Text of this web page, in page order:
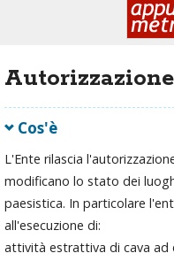
Cos'è
L'Ente rilascia
modificano lo stato dei
paesistica. In particolare
all'esecuzione di:
attività estrattiva di cava ad